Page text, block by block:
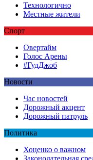
Технологично
Местные жители
Спорт
Овертайм
Голос Арены
#ГудДжоб
Новости
Час новостей
Дорожный акцент
Дорожный патруль
Политика
Хоценко о важном